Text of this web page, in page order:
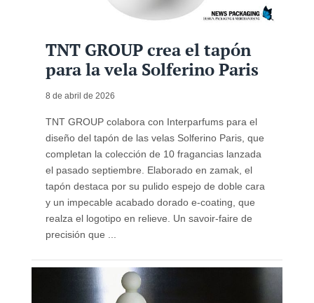
TNT GROUP crea el tapón
para la vela Solferino Paris
8 de abril de 2026
TNT GROUP colabora con Interparfums para el
diseño del tapón de las velas Solferino Paris, que
completan la colección de 10 fragancias lanzada
el pasado septiembre. Elaborado en zamak, el
tapón destaca por su pulido espejo de doble cara
y un impecable acabado dorado e-coating, que
realza el logotipo en relieve. Un savoir-faire de
precisión que ...